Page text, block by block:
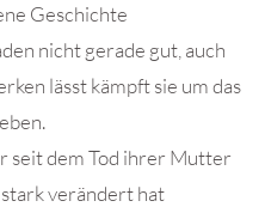
Geschichte
nicht gerade gut, auch
lässt kämpft sie um das
seit dem Tod ihrer Mutter
verändert hat